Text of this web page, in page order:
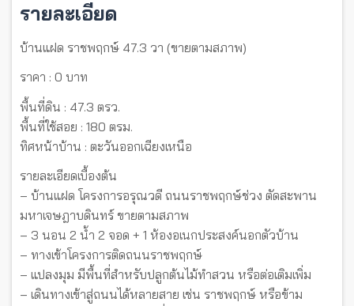
รายละเอียด
บ้านแฝด ราชพฤกษ์ 47.3 วา (ขายตามสภาพ)
ราคา : 0 บาท
พื้นที่ดิน : 47.3 ตรว.
พื้นที่ใช้สอย : 180 ตรม.
ทิศหน้าบ้าน : ตะวันออกเฉียงเหนือ
รายละเอียดเบื้องต้น
– บ้านแฝด โครงการอรุณวดี ถนนราชพฤกษ์ช่วง ตัดสะพาน
มหาเจษฎาบดินทร์ ขายตามสภาพ
– 3 นอน 2 น้ำ 2 จอด + 1 ห้องอเนกประสงค์นอกตัวบ้าน
– ทางเข้าโครงการติดถนนราชพฤกษ์
– แปลงมุม มีพื้นที่สำหรับปลูกต้นไม้ทำสวน หรือต่อเติมเพิ่ม
– เดินทางเข้าสู่ถนนได้หลายสาย เช่น ราชพฤกษ์ หรือข้าม